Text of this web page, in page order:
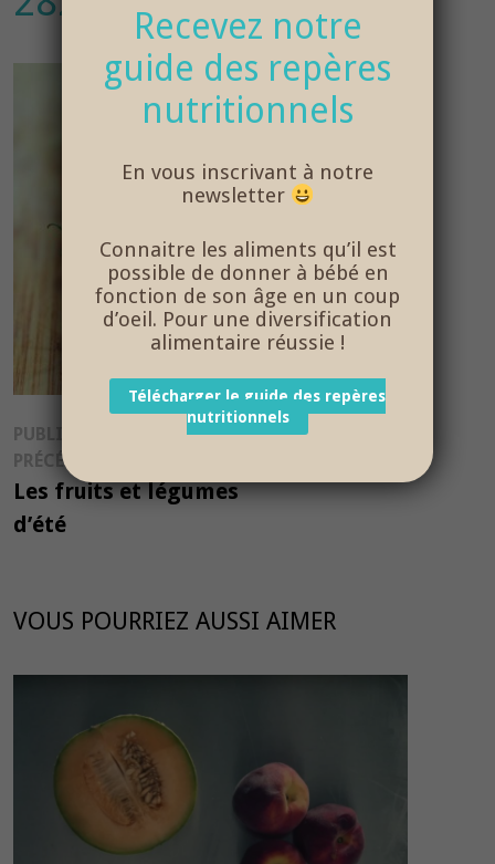
Navigation
de
l’article
PUBLICATION
PRÉCÉDENTE
précédente :
Les fruits et légumes
d’été
VOUS POURRIEZ AUSSI AIMER
Recevez notre
guide des repères
nutritionnels
En vous inscrivant à notre
newsletter
Connaitre les aliments qu’il est
possible de donner à bébé en
fonction de son âge en un coup
d’oeil. Pour une diversification
alimentaire réussie !
Télécharger le guide des repères
nutritionnels